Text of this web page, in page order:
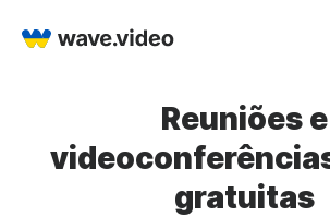
Reuniões e
gratuitas